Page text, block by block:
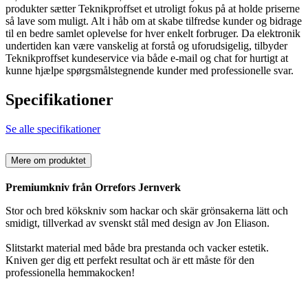
produkter sætter Teknikproffset et utroligt fokus på at holde priserne
så lave som muligt. Alt i håb om at skabe tilfredse kunder og bidrage
til en bedre samlet oplevelse for hver enkelt forbruger. Da elektronik
undertiden kan være vanskelig at forstå og uforudsigelig, tilbyder
Teknikproffset kundeservice via både e-mail og chat for hurtigt at
kunne hjælpe spørgsmålstegnende kunder med professionelle svar.
Specifikationer
Se alle specifikationer
Mere om produktet
Premiumkniv från Orrefors Jernverk
Stor och bred kökskniv som hackar och skär grönsakerna lätt och
smidigt, tillverkad av svenskt stål med design av Jon Eliason.
Slitstarkt material med både bra prestanda och vacker estetik.
Kniven ger dig ett perfekt resultat och är ett måste för den
professionella hemmakocken!